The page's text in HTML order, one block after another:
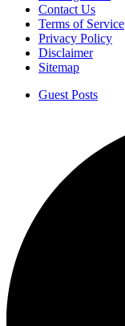
Contact Us
Terms of Service
Privacy Policy
Disclaimer
Sitemap
Guest Posts